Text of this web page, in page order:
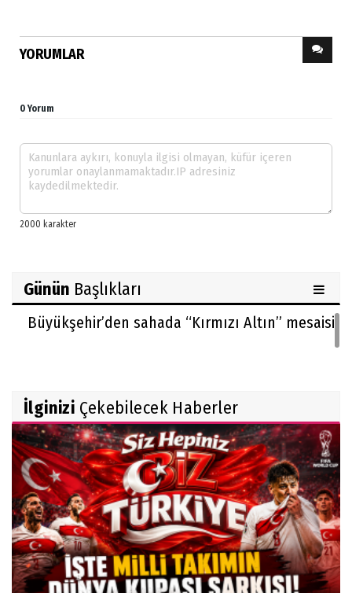
YORUMLAR
0 Yorum
Günün Başlıkları
Büyükşehir’den sahada “Kırmızı Altın” mesaisi
İlginizi Çekebilecek Haberler